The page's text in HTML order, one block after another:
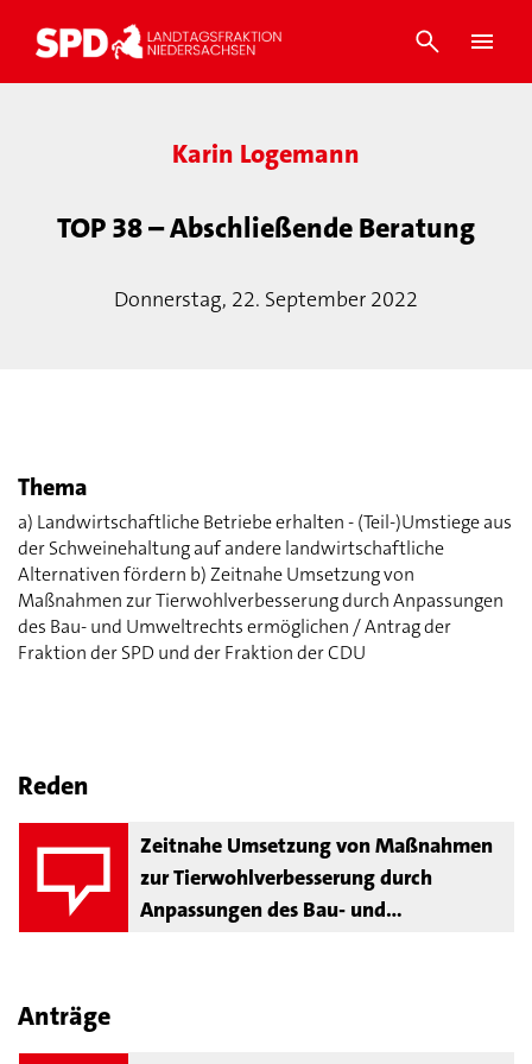
Karin Logemann
TOP 38 – Abschließende Beratung
Donnerstag, 22. September 2022
Thema
a) Landwirtschaftliche Betriebe erhalten - (Teil-)Umstiege aus
der Schweinehaltung auf andere landwirtschaftliche
Alternativen fördern b) Zeitnahe Umsetzung von
Maßnahmen zur Tierwohlverbesserung durch Anpassungen
des Bau- und Umweltrechts ermöglichen / Antrag der
Fraktion der SPD und der Fraktion der CDU
Reden
Zeitnahe Umsetzung von Maßnahmen
zur Tierwohlverbesserung durch
Anpassungen des Bau- und
Anträge